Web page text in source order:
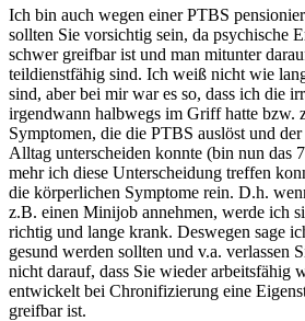
Ich bin auch wegen einer PTBS
sollten Sie vorsichtig sein, da psychische
schwer greifbar ist und man mitunter
teildienstfähig sind. Ich weiß nicht wie
sind, aber bei mir war es so, dass ich die
irgendwann halbwegs im Griff hatte bzw.
Symptomen, die die PTBS auslöst und
Alltag unterscheiden konnte (bin nun das
mehr ich diese Unterscheidung treffen
die körperlichen Symptome rein. D.h.
z.B. einen Minijob annehmen, werde ich
richtig und lange krank. Deswegen sage
gesund werden sollten und v.a. verlassen
nicht darauf, dass Sie wieder arbeitsfähig
entwickelt bei Chronifizierung eine
greifbar ist.